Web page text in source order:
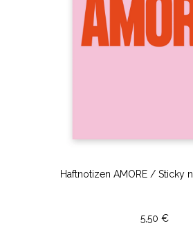
Haftnotizen AMORE / Sticky
5,50 €